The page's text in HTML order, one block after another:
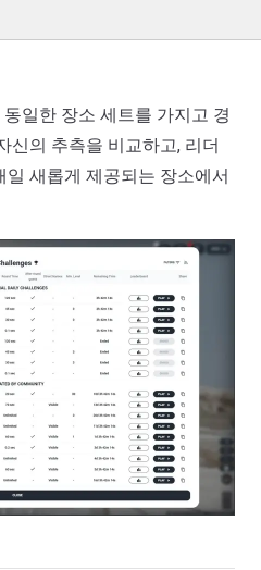
일한 장소 세트를 가지고 경
신의 추측을 비교하고, 리더
새롭게 제공되는 장소에서